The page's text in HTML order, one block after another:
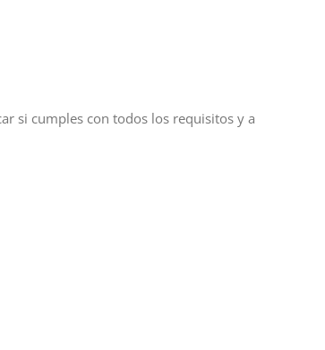
si cumples con todos los requisitos y a